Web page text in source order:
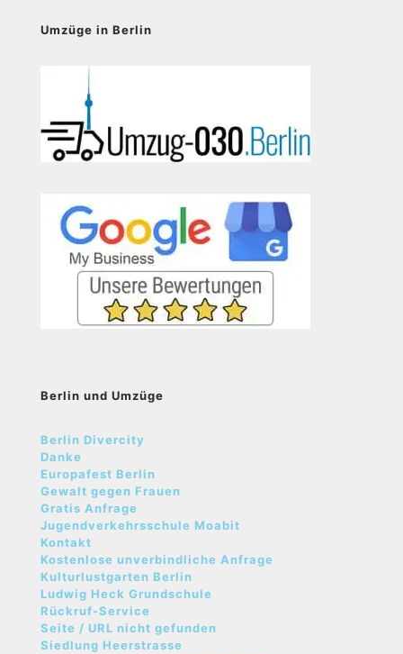
Umzüge in Berlin
Berlin und Umzüge
Berlin Divercity
Danke
Europafest Berlin
Gewalt gegen Frauen
Gratis Anfrage
Jugendverkehrsschule Moabit
Kontakt
Kostenlose unverbindliche Anfrage
Kulturlustgarten Berlin
Ludwig Heck Grundschule
Rückruf-Service
Seite / URL nicht gefunden
Siedlung Heerstrasse